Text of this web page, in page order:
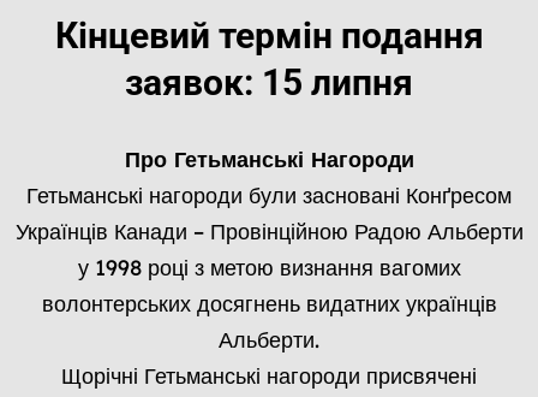
Кінцевий термін подання
заявок: 15 липня
Про Гетьманські Нагороди
Гетьманські нагороди були засновані Конґресом
Українців Канади – Провінційною Радою Альберти
у 1998 році з метою визнання вагомих
волонтерських досягнень видатних українців
Альберти.
Щорічні Гетьманські нагороди присвячені